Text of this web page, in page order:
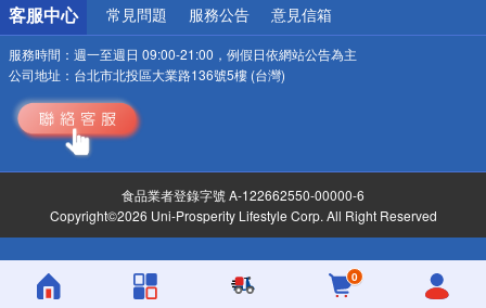
客服中心 常見問題 服務公告 意見信箱
服務時間： 週一至週日 09:00-21:00，例假日依網站公告為主
公司地址： 台北市北投區大業路136號5樓 (台灣)
食品業者登錄字號 A-122662550-00000-6
Copyright©2026 Uni-Prosperity Lifestyle Corp. All Right Reserved
0